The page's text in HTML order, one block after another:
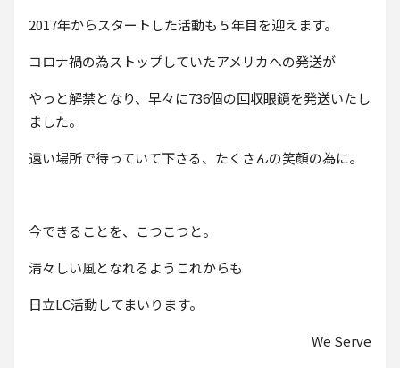
2017年からスタートした活動も５年目を迎えます。
コロナ禍の為ストップしていたアメリカへの発送が
やっと解禁となり、早々に736個の回収眼鏡を発送いたし
ました。
遠い場所で待っていて下さる、たくさんの笑顔の為に。
今できることを、こつこつと。
清々しい風となれるようこれからも
日立LC活動してまいります。
We Serve